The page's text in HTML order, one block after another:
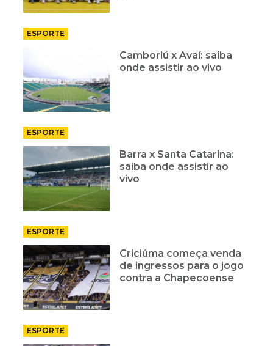
ESPORTE
Camboriú x Avaí: saiba
onde assistir ao vivo
ESPORTE
Barra x Santa Catarina:
saiba onde assistir ao
vivo
ESPORTE
Criciúma começa venda
de ingressos para o jogo
contra a Chapecoense
ESPORTE